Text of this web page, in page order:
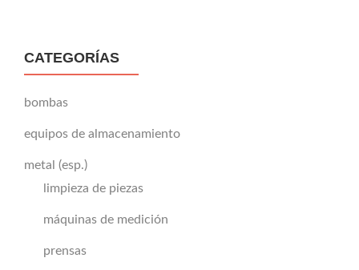
CATEGORÍAS
bombas
equipos de almacenamiento
metal (esp.)
limpieza de piezas
máquinas de medición
prensas